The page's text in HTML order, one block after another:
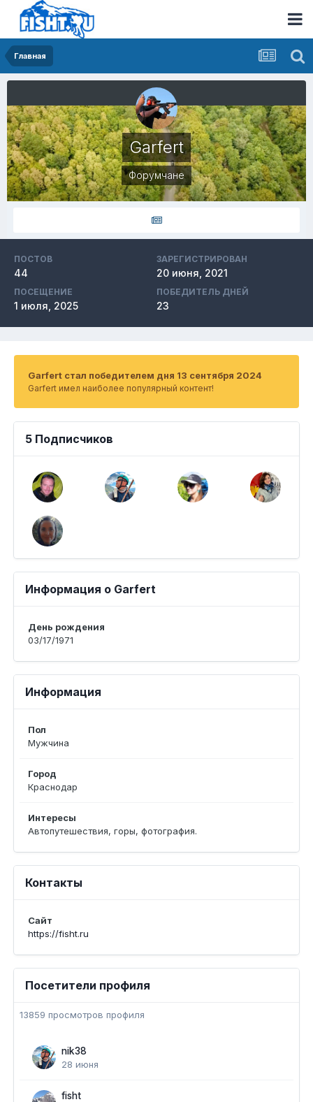
Главная
Garfert
Форумчане
ПОСТОВ
44
ЗАРЕГИСТРИРОВАН
20 июня, 2021
ПОСЕЩЕНИЕ
1 июля, 2025
ПОБЕДИТЕЛЬ ДНЕЙ
23
Garfert стал победителем дня 13 сентября 2024
Garfert имел наиболее популярный контент!
5 Подписчиков
Информация о Garfert
День рождения
03/17/1971
Информация
Пол
Мужчина
Город
Краснодар
Интересы
Автопутешествия, горы, фотография.
Контакты
Сайт
https://fisht.ru
Посетители профиля
13859 просмотров профиля
nik38
28 июня
fisht